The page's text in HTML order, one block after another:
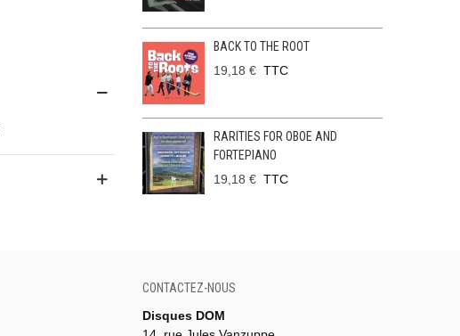
BACK TO THE ROOT
19,18 € TTC
RARITIES FOR OBOE AND
FORTEPIANO
19,18 € TTC
CONTACTEZ-NOUS
Disques DOM